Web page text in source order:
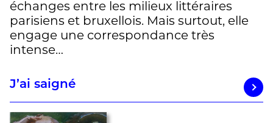
échanges entre les milieux littéraires
parisiens et bruxellois. Mais surtout, elle
engage une correspondance très
intense…
J’ai saigné